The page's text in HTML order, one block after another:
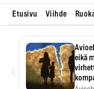
Etusivu Viihde
eikä